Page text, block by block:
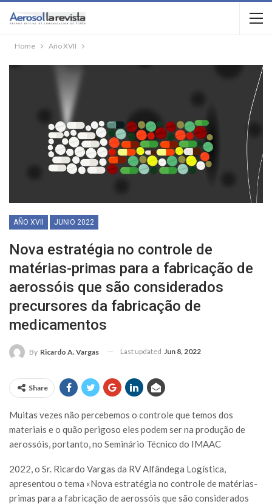
Home Año XVII
AÑO XVII JUNIO 2022
Nova estratégia no controle de
matérias-primas para a fabricação de
aerossóis que são considerados
precursores da fabricação de
medicamentos
By Ricardo A. Vargas Last updated Jun 8, 2022
Share
Muitas vezes não percebemos o controle que temos dos
materiais e o quão perigoso eles podem ser na produção de
aerossóis, portanto, no Seminário Técnico do IMAAC
2022, o Sr. Ricardo Vargas da RV Alfândega Logística,
apresentou o tema «Nova estratégia no controle de matérias-
primas para a fabricação de aerossóis que são considerados